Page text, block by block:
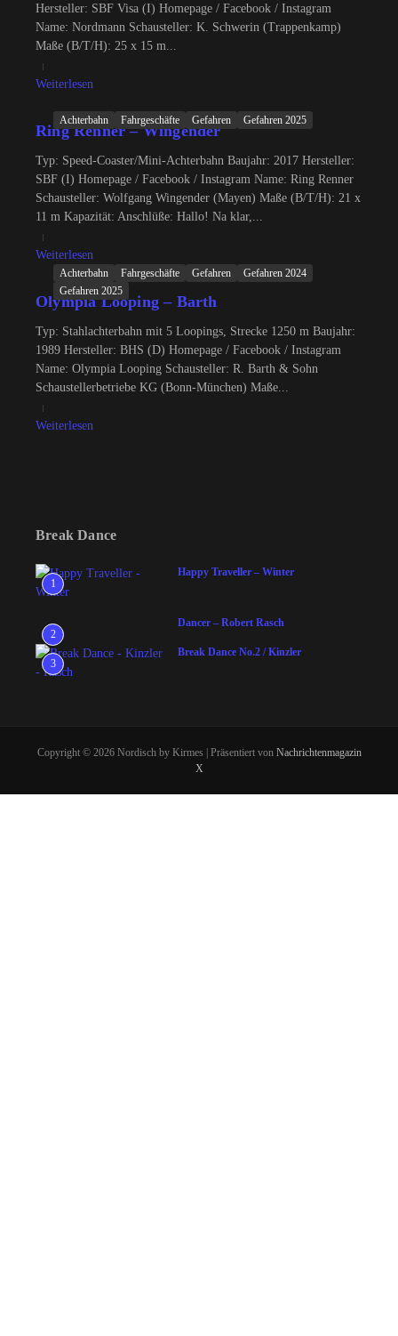
Hersteller: SBF Visa (I) Homepage / Facebook / Instagram
Name: Nordmann Schausteller: K. Schwerin (Trappenkamp)
Maße (B/T/H): 25 x 15 m...
Weiterlesen
Achterbahn Fahrgeschäfte Gefahren Gefahren 2025
Ring Renner – Wingender
Typ: Speed-Coaster/Mini-Achterbahn Baujahr: 2017 Hersteller:
SBF (I) Homepage / Facebook / Instagram Name: Ring Renner
Schausteller: Wolfgang Wingender (Mayen) Maße (B/T/H): 21 x
11 m Kapazität: Anschlüße: Hallo! Na klar,...
Weiterlesen
Achterbahn Fahrgeschäfte Gefahren
Gefahren 2024
Gefahren 2025
Olympia Looping – Barth
Typ: Stahlachterbahn mit 5 Loopings, Strecke 1250 m Baujahr:
1989 Hersteller: BHS (D) Homepage / Facebook / Instagram
Name: Olympia Looping Schausteller: R. Barth & Sohn
Schaustellerbetriebe KG (Bonn-München) Maße...
Weiterlesen
Break Dance
1
Happy Traveller – Winter
2
Dancer – Robert Rasch
3
Break Dance No.2 / Kinzler
Copyright © 2026 Nordisch by Kirmes | Präsentiert von Nachrichtenmagazin
X